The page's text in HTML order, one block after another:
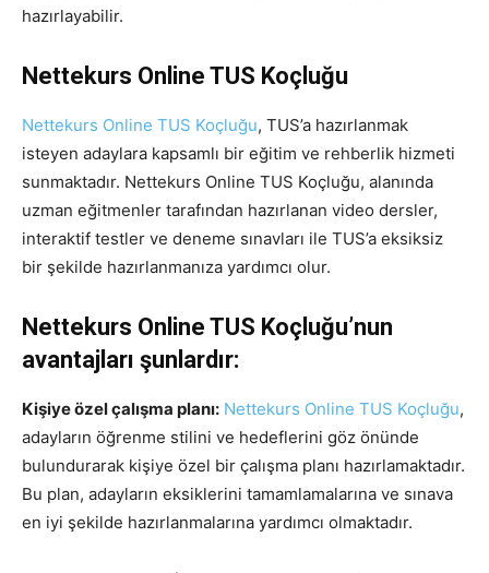
hazırlayabilir.
Nettekurs Online TUS Koçluğu
Nettekurs Online TUS Koçluğu, TUS’a hazırlanmak
isteyen adaylara kapsamlı bir eğitim ve rehberlik hizmeti
sunmaktadır. Nettekurs Online TUS Koçluğu, alanında
uzman eğitmenler tarafından hazırlanan video dersler,
interaktif testler ve deneme sınavları ile TUS’a eksiksiz
bir şekilde hazırlanmanıza yardımcı olur.
Nettekurs Online TUS Koçluğu’nun
avantajları şunlardır:
Kişiye özel çalışma planı: Nettekurs Online TUS Koçluğu,
adayların öğrenme stilini ve hedeflerini göz önünde
bulundurarak kişiye özel bir çalışma planı hazırlamaktadır.
Bu plan, adayların eksiklerini tamamlamalarına ve sınava
en iyi şekilde hazırlanmalarına yardımcı olmaktadır.